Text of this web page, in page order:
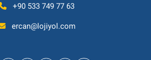
+90 533 749 77 63
ercan@lojiyol.com